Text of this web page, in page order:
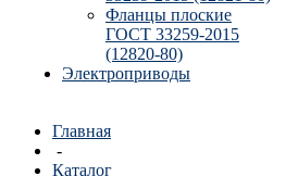
Фланцы плоские
ГОСТ 33259-2015
(12820-80)
Электроприводы
Главная
-
Каталог